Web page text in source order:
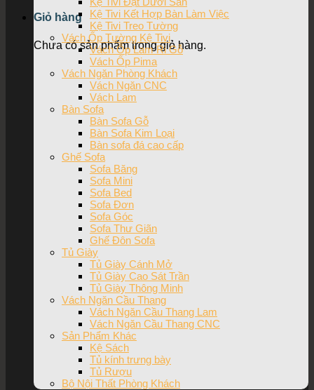
Giỏ hàng
Chưa có sản phẩm trong giỏ hàng.
Kệ Tivi Kết Hợp Bàn Làm Việc
Kệ Tivi Treo Tường
Vách Ốp Tường Kệ Tivi
Vách Ốp Lam Ri Gỗ
Vách Ốp Pima
Vách Ngăn Phòng Khách
Vách Ngăn CNC
Vách Lam
Bàn Sofa
Bàn Sofa Gỗ
Bàn Sofa Kim Loại
Bàn sofa đá cao cấp
Ghế Sofa
Sofa Băng
Sofa Mini
Sofa Bed
Sofa Đơn
Sofa Góc
Sofa Thư Giãn
Ghế Đôn Sofa
Tủ Giày
Tủ Giày Cánh Mở
Tủ Giày Cao Sát Trần
Tủ Giày Thông Minh
Vách Ngăn Cầu Thang
Vách Ngăn Cầu Thang Lam
Vách Ngăn Cầu Thang CNC
Sản Phẩm Khác
Kệ Sách
Tủ kính trưng bày
Tủ Rượu
Bộ Nội Thất Phòng Khách